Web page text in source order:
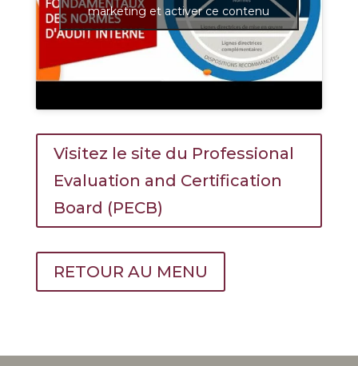
marketing et activer ce contenu
Visitez le site du Professional
Evaluation and Certification
Board (PECB)
RETOUR AU MENU